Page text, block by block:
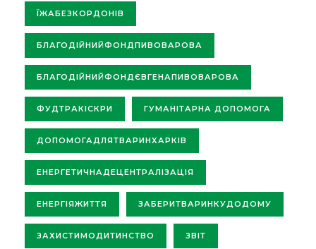
ЇЖАБЕЗКОРДОНІВ
БЛАГОДІЙНИЙФОНДПИВОВАРОВА
БЛАГОДІЙНИЙФОНДЄВГЕНАПИВОВАРОВА
ФУДТРАКІСКРИ ГУМАНІТАРНА ДОПОМОГА
ДОПОМОГАДЛЯТВАРИНХАРКІВ
ЕНЕРГЕТИЧНАДЕЦЕНТРАЛІЗАЦІЯ
ЕНЕРГІЯЖИТТЯ ЗАБЕРИТВАРИНКУДОДОМУ
ЗАХИСТИМОДИТИНСТВО ЗВІТ